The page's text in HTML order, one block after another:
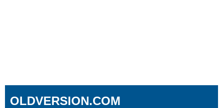
OLDVERSION.COM